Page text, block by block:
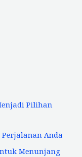
Pilihan
Perjalanan Anda
Menunjang